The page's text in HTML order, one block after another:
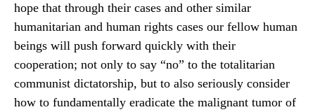
hope that through their cases and other similar
humanitarian and human rights cases our fellow human
beings will push forward quickly with their
cooperation; not only to say “no” to the totalitarian
communist dictatorship, but to also seriously consider
how to fundamentally eradicate the malignant tumor of